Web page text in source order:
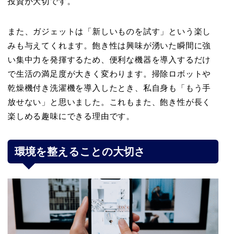
また、ガジェットは「新しいものを試す」という楽し
みも与えてくれます。飽き性は興味が湧いた瞬間に強
い集中力を発揮するため、便利な機器を導入するだけ
で生活の満足度が大きく変わります。掃除ロボットや
乾燥機付き洗濯機を導入したとき、私自身も「もう手
放せない」と思いました。これもまた、飽き性が長く
楽しめる趣味にできる理由です。
環境を整えることの大切さ